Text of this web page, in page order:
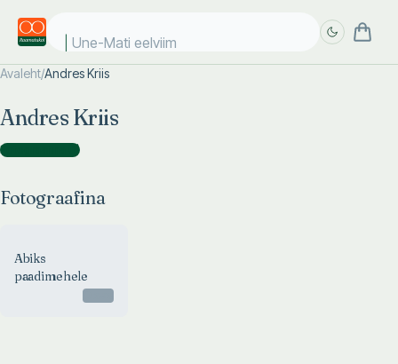
Une-Mati eelviima
Avaleht/Andres Kriis
Andres Kriis
Fotograafina )
Fotograafina
Abiks
paadimehele